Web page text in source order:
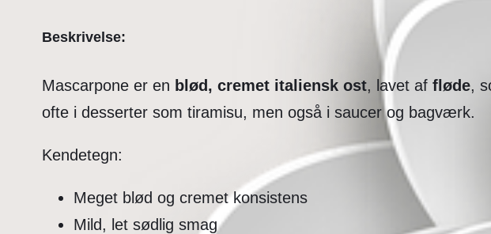
Beskrivelse:
Mascarpone er en blød, cremet italiensk ost, lavet af fløde,
ofte i desserter som tiramisu, men også i saucer og bagværk.
Kendetegn:
Meget blød og cremet konsistens
Mild, let sødlig smag